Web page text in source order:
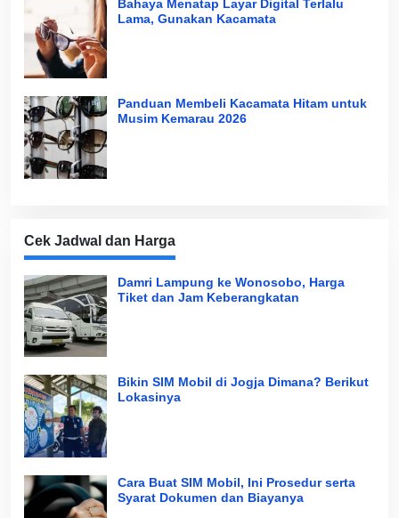
Bahaya Menatap Layar Digital Terlalu
Lama, Gunakan Kacamata
Panduan Membeli Kacamata Hitam untuk
Musim Kemarau 2026
Cek Jadwal dan Harga
Damri Lampung ke Wonosobo, Harga
Tiket dan Jam Keberangkatan
Bikin SIM Mobil di Jogja Dimana? Berikut
Lokasinya
Cara Buat SIM Mobil, Ini Prosedur serta
Syarat Dokumen dan Biayanya